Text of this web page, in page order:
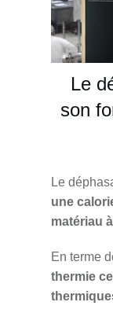
Le
son
Le
une
matériau
En terme
thermie